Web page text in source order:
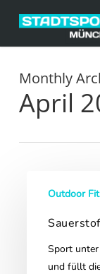
main
Monthly
April
Outdoor
Sport
und füllt